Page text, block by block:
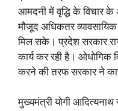
आमदनी में वृद्धि के विचार के
मौजूद अधिकतर
मिल सके। प्रदेश सरकार
कार्य कर रही है।
करने की तरफ सरकार ने
मुख्यमंत्री योगी